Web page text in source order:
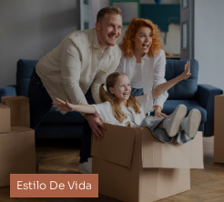
Estilo De Vida